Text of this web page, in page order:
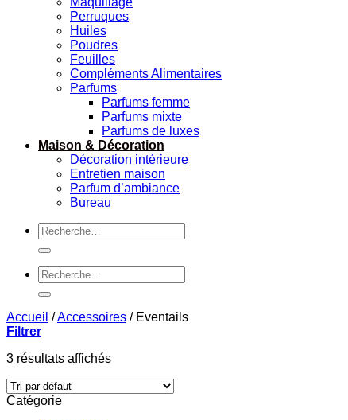
Perruques
Huiles
Poudres
Feuilles
Compléments Alimentaires
Parfums
Parfums femme
Parfums mixte
Parfums de luxes
Maison & Décoration
Décoration intérieure
Entretien maison
Parfum d’ambiance
Bureau
Recherche
pour :
Recherche
pour :
Accueil /Accessoires /Eventails
Filtrer
3 résultats affichés
Catégorie